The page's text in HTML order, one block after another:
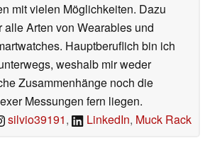
mit vielen Möglichkeiten. Dazu
alle Arten von Wearables und
Hauptberuflich bin ich
weshalb mir weder
Zusammenhänge noch die
Messungen fern liegen.
silvio39191, LinkedIn, Muck Rack